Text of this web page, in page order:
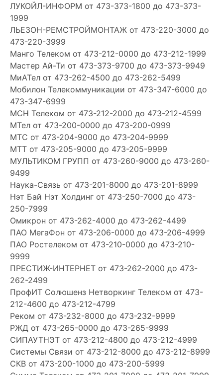
ЛУКОЙЛ-ИНФОРМ от 473-373-1800 до 473-373-
1999
ЛЬЕЗОН-РЕМСТРОЙМОНТАЖ от 473-220-3000 до
473-220-3999
Манго Телеком от 473-212-0000 до 473-212-1999
Мастер Ай-Ти от 473-373-9700 до 473-373-9949
МиАТел от 473-262-4500 до 473-262-5499
Мобилон Телекоммуникации от 473-347-6000 до
473-347-6999
МСН Телеком от 473-212-2000 до 473-212-4599
МТел от 473-200-0000 до 473-200-0999
МТС от 473-204-9000 до 473-204-9999
МТТ от 473-205-9000 до 473-205-9999
МУЛЬТИКОМ ГРУПП от 473-260-9000 до 473-260-
9499
Наука-Связь от 473-201-8000 до 473-201-8999
Нэт Бай Нэт Холдинг от 473-250-7000 до 473-
250-7999
Омикрон от 473-262-4000 до 473-262-4499
ПАО МегаФон от 473-206-0000 до 473-206-4999
ПАО Ростелеком от 473-210-0000 до 473-210-
9999
ПРЕСТИЖ-ИНТЕРНЕТ от 473-262-2000 до 473-
262-2499
ПрофИТ Солюшенз Нетворкинг Телеком от 473-
212-4600 до 473-212-4799
Реком от 473-232-8000 до 473-232-9999
РЖД от 473-265-0000 до 473-265-9999
СИПАУТНЭТ от 473-212-4800 до 473-212-4999
Системы Связи от 473-212-8000 до 473-212-8999
СКВ от 473-200-1000 до 473-200-5999